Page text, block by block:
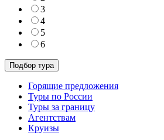
3
4
5
6
Горящие предложения
Туры по России
Туры за границу
Агентствам
Круизы